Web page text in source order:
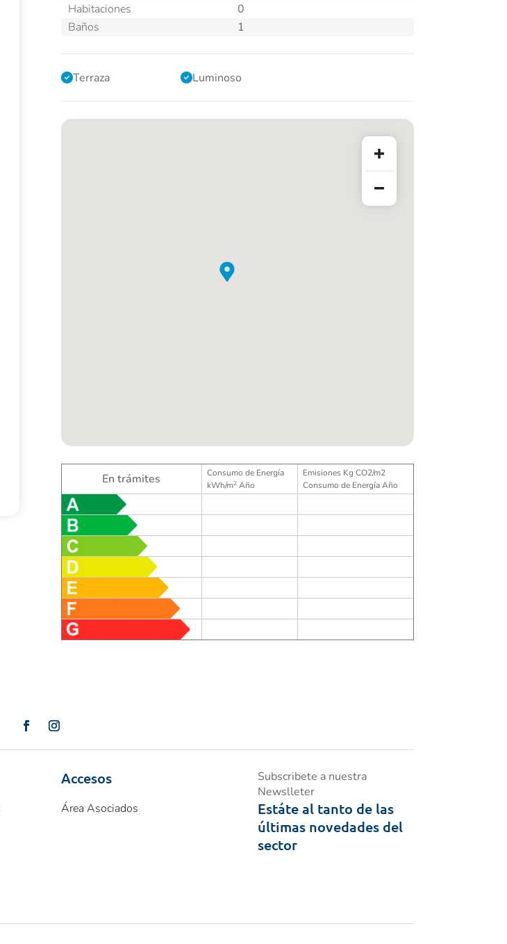
Habitaciones
0
Baños
1
Terraza Luminoso
En trámites
Consumo de Energía
kWh/m2Año
Emisiones Kg CO2/m2
Consumo de Energía Año
Accesos
Área Asociados
Subscribete a nuestra
Newslleter
Estáte al tanto de las
últimas novedades del
sector